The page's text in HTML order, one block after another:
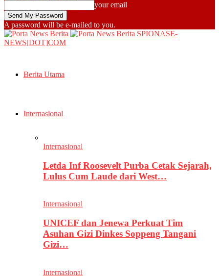
your email
A password will be e-mailed to you.
SPIONASE-
NEWS[DOT]COM
Berita Utama
Internasional
Internasional
Letda Inf Roosevelt Purba Cetak Sejarah,
Lulus Cum Laude dari West…
Internasional
UNICEF dan Jenewa Perkuat Tim
Asuhan Gizi Dinkes Soppeng Tangani
Gizi…
Internasional